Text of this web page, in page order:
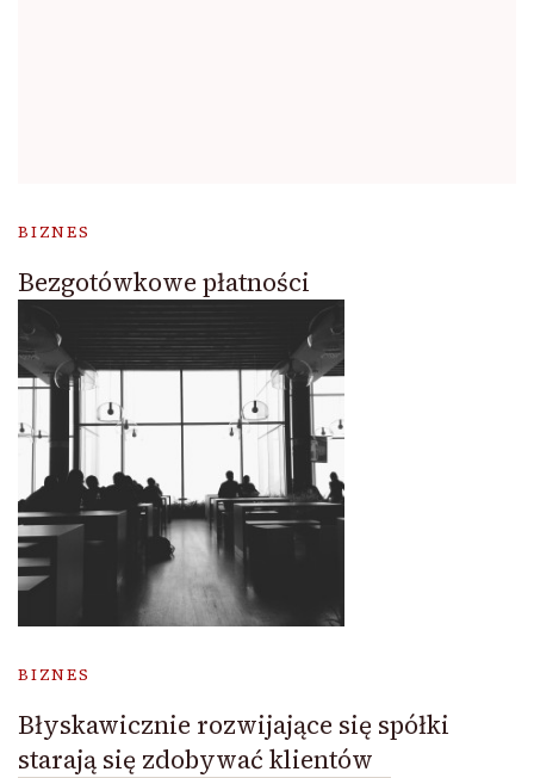
BIZNES
Bezgotówkowe płatności
BIZNES
Błyskawicznie rozwijające się spółki
starają się zdobywać klientów